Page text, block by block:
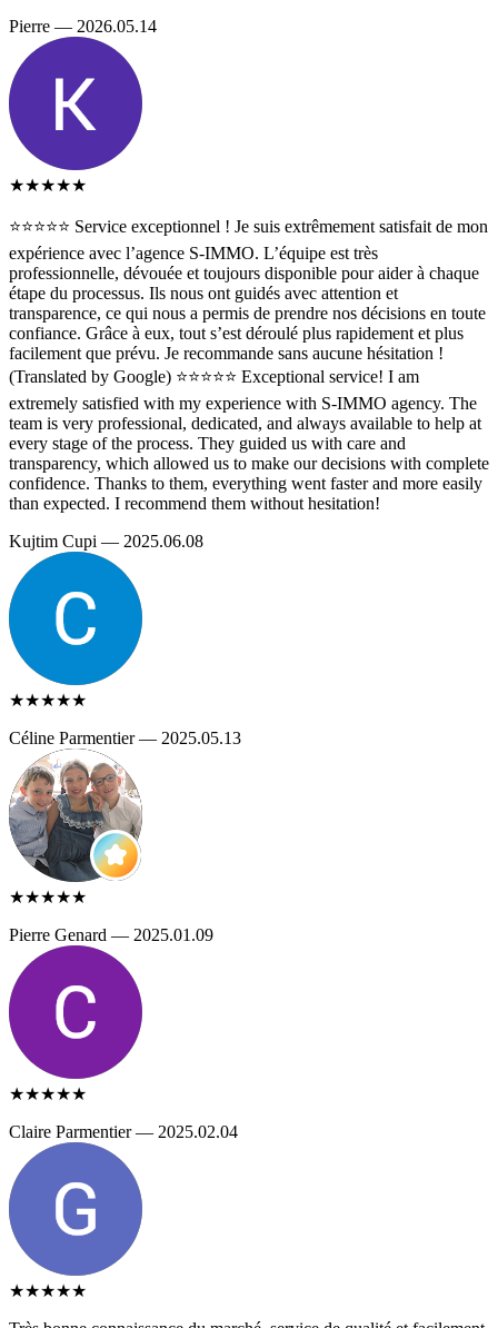
Pierre — 2026.05.14
★★★★★
⭐️⭐️⭐️⭐️⭐️ Service exceptionnel ! Je suis extrêmement satisfait de mon
expérience avec l’agence S-IMMO. L’équipe est très
professionnelle, dévouée et toujours disponible pour aider à chaque
étape du processus. Ils nous ont guidés avec attention et
transparence, ce qui nous a permis de prendre nos décisions en toute
confiance. Grâce à eux, tout s’est déroulé plus rapidement et plus
facilement que prévu. Je recommande sans aucune hésitation !
(Translated by Google) ⭐️⭐️⭐️⭐️⭐️ Exceptional service! I am
extremely satisfied with my experience with S-IMMO agency. The
team is very professional, dedicated, and always available to help at
every stage of the process. They guided us with care and
transparency, which allowed us to make our decisions with complete
confidence. Thanks to them, everything went faster and more easily
than expected. I recommend them without hesitation!
Kujtim Cupi — 2025.06.08
★★★★★
Céline Parmentier — 2025.05.13
★★★★★
Pierre Genard — 2025.01.09
★★★★★
Claire Parmentier — 2025.02.04
★★★★★